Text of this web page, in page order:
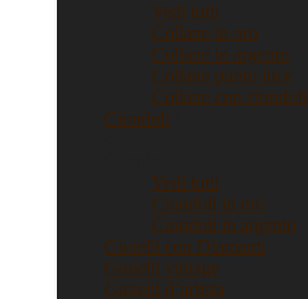
Vedi tutti
Collane in oro
Collane in argento
Collane punto luce
Collane con ciondoli
Ciondoli
Vedi tutti
Ciondoli in oro
Ciondoli in argento
Gioielli con Diamanti
Gioielli vintage
Gioielli d’artista